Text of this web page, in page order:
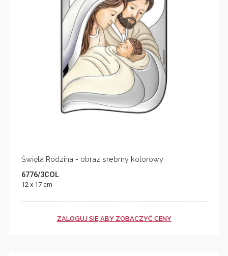
Święta Rodzina - obraz srebrny kolorowy
6776/3COL
12 x 17 cm
ZALOGUJ SIĘ ABY ZOBACZYĆ CENY